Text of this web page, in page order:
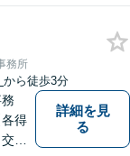
務所
から徒歩3分
得
通
詳細を見
る